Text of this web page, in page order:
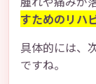
すためのリハ
具体的には、
ですね。